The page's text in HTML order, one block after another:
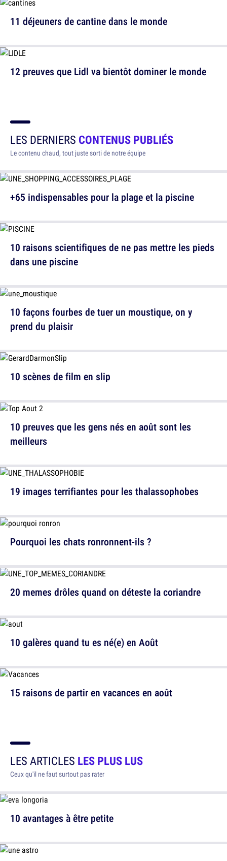
12 preuves que Lidl va bientôt dominer le monde
11 déjeuners de cantine dans le monde
LES DERNIERS CONTENUS PUBLIÉS
Le contenu chaud, tout juste sorti de notre équipe
+65 indispensables pour la plage et la piscine
10 façons fourbes de tuer un moustique, on y
prend du plaisir
10 preuves que les gens nés en août sont les
meilleurs
Pourquoi les chats ronronnent-ils ?
10 galères quand tu es né(e) en Août
10 raisons scientifiques de ne pas mettre les pieds
dans une piscine
10 scènes de film en slip
19 images terrifiantes pour les thalassophobes
20 memes drôles quand on déteste la coriandre
15 raisons de partir en vacances en août
LES ARTICLES LES PLUS LUS
Ceux qu'il ne faut surtout pas rater
10 avantages à être petite